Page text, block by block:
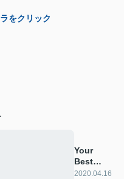
をクリック
Your
Best
Partner
2020.04.16